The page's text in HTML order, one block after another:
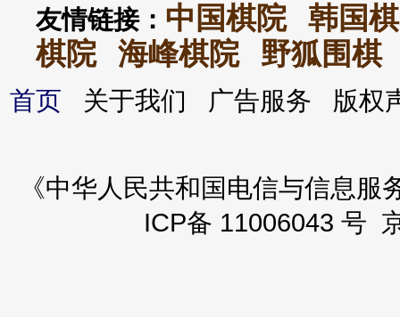
友情链接： 中国棋院
韩国
棋院
海峰棋院 野狐围棋
首页 关于我们 广告服务 版
《中华人民共和国电信与信息
ICP备 11006043 号